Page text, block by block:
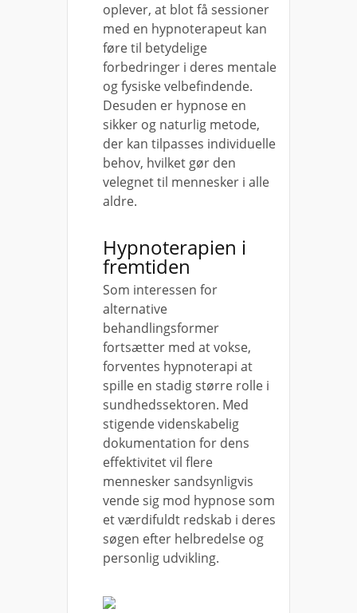
oplever, at blot få sessioner
med en hypnoterapeut kan
føre til betydelige
forbedringer i deres mentale
og fysiske velbefindende.
Desuden er hypnose en
sikker og naturlig metode,
der kan tilpasses individuelle
behov, hvilket gør den
velegnet til mennesker i alle
aldre.
Hypnoterapien i
fremtiden
Som interessen for
alternative
behandlingsformer
fortsætter med at vokse,
forventes hypnoterapi at
spille en stadig større rolle i
sundhedssektoren. Med
stigende videnskabelig
dokumentation for dens
effektivitet vil flere
mennesker sandsynligvis
vende sig mod hypnose som
et værdifuldt redskab i deres
søgen efter helbredelse og
personlig udvikling.